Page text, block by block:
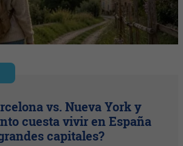
vs. Nueva York y
cuesta vivir en España
capitales?